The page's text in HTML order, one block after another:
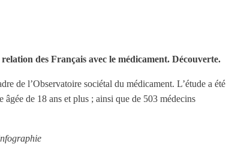
des Français avec le médicament. Découverte.
de l’Observatoire sociétal du médicament. L’étude a été
de 18 ans et plus ; ainsi que de 503 médecins